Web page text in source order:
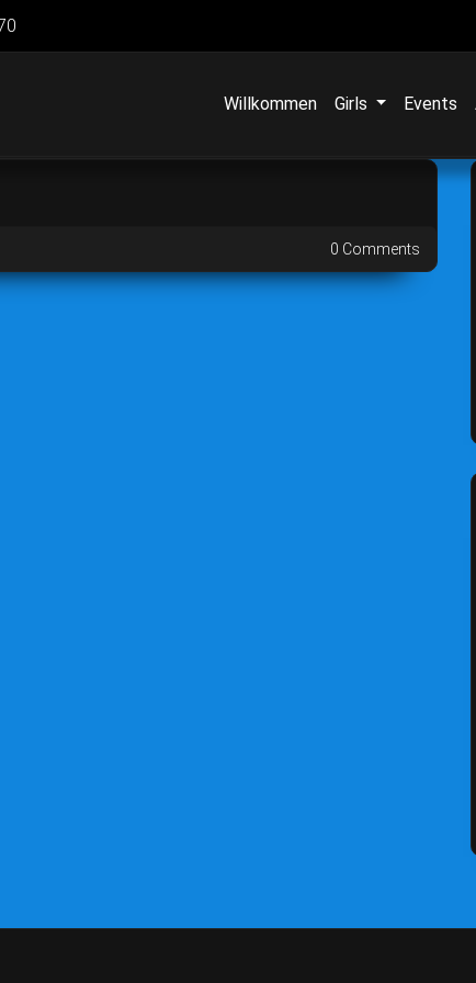
Willkommen Girls Events
0 Comments